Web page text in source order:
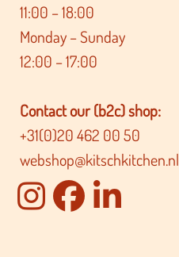
11:00 – 18:00
Monday – Sunday
12:00 – 17:00
Contact our (b2c) shop:
+31(0)20 462 00 50
webshop@kitschkitchen.nl